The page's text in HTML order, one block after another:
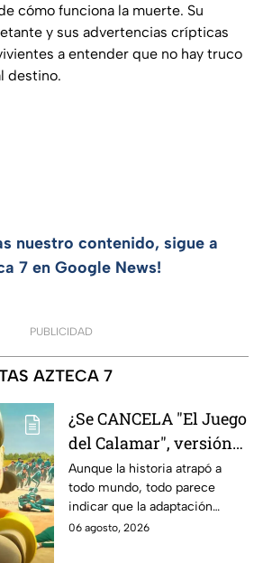
cómo funciona la muerte. Su
y sus advertencias crípticas
a entender que no hay truco
destino.
nuestro contenido, sigue a
7 en Google News!
PUBLICIDAD
AZTECA 7
¿Se CANCELA "El Juego
del Calamar", versión
Estados Unidos? Esto
es lo que se sabe al
momento
Aunque la historia atrapó a
todo mundo, todo parece
indicar que la adaptación
podría ser cancelada:
06 agosto, 2026